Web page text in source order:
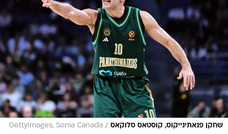
שחקן פנאתינייקוס, קוסטאס סלוקאס /
GettyImages, Sonia Canada